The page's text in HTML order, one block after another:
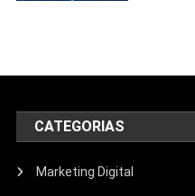
CATEGORIAS
Marketing Digital